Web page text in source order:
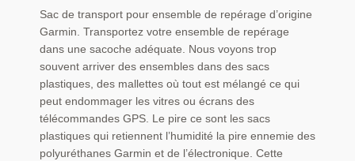
Sac de transport pour ensemble de repérage d’origine
Garmin. Transportez votre ensemble de repérage
dans une sacoche adéquate. Nous voyons trop
souvent arriver des ensembles dans des sacs
plastiques, des mallettes où tout est mélangé ce qui
peut endommager les vitres ou écrans des
télécommandes GPS. Le pire ce sont les sacs
plastiques qui retiennent l’humidité la pire ennemie des
polyuréthanes Garmin et de l’électronique. Cette